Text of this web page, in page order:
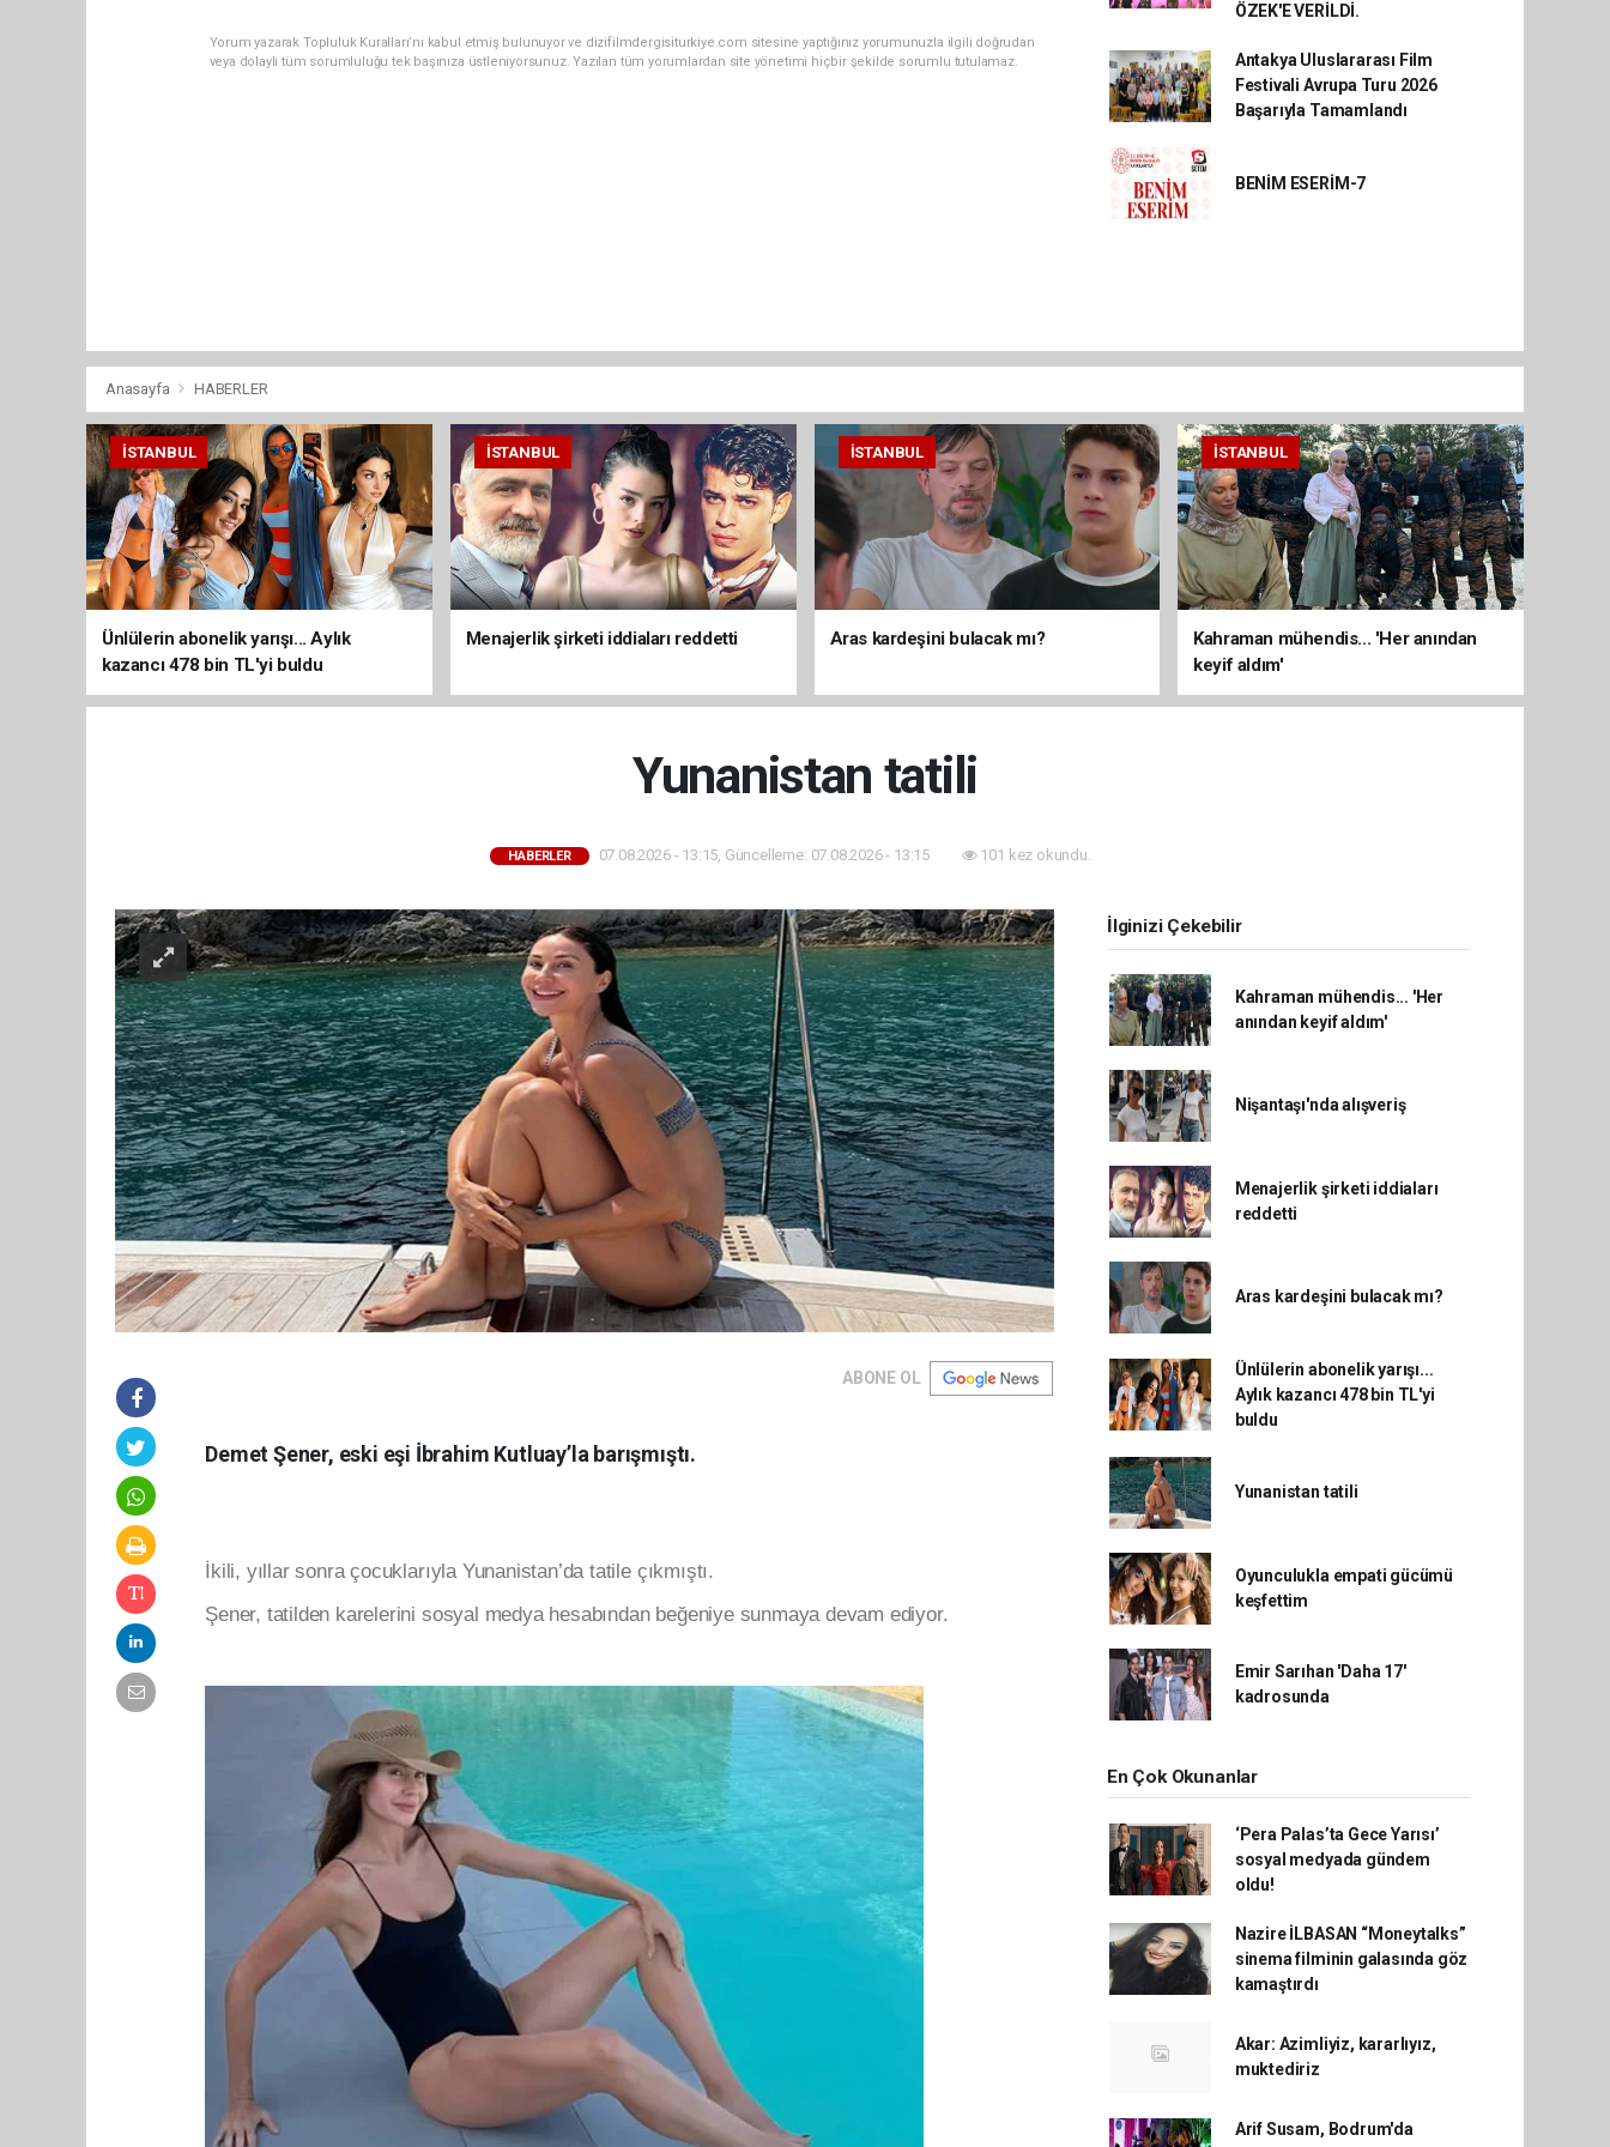
Yorum yazarak Topluluk Kuralları’nı kabul etmiş bulunuyor ve dizifilmdergisiturkiye.com sitesine yaptığınız yorumunuzla ilgili doğrudan
veya dolaylı tüm sorumluluğu tek başınıza üstleniyorsunuz. Yazılan tüm yorumlardan site yönetimi hiçbir şekilde sorumlu tutulamaz.
ÖZEK'E VERİLDİ.
Antakya Uluslararası Film
Festivali Avrupa Turu 2026
Başarıyla Tamamlandı
BENİM ESERİM-7
Anasayfa HABERLER
İSTANBUL
Ünlülerin abonelik yarışı... Aylık
kazancı 478 bin TL'yi buldu
İSTANBUL
Menajerlik şirketi iddiaları reddetti
İSTANBUL
Aras kardeşini bulacak mı?
İSTANBUL
Kahraman mühendis... 'Her anından
keyif aldım'
Yunanistan tatili
HABERLER 07.08.2026 - 13:15, Güncelleme: 07.08.2026 - 13:15 101 kez okundu.
ABONE OL
Demet Şener, eski eşi İbrahim Kutluay’la barışmıştı.
İkili, yıllar sonra çocuklarıyla Yunanistan’da tatile çıkmıştı.
Şener, tatilden karelerini sosyal medya hesabından beğeniye sunmaya devam ediyor.
İlginizi Çekebilir
Kahraman mühendis... 'Her
anından keyif aldım'
Nişantaşı'nda alışveriş
Menajerlik şirketi iddiaları
reddetti
Aras kardeşini bulacak mı?
Ünlülerin abonelik yarışı...
Aylık kazancı 478 bin TL'yi
buldu
Yunanistan tatili
Oyunculukla empati gücümü
keşfettim
Emir Sarıhan 'Daha 17'
kadrosunda
En Çok Okunanlar
‘Pera Palas’ta Gece Yarısı’
sosyal medyada gündem
oldu!
Nazire İLBASAN “Moneytalks”
sinema filminin galasında göz
kamaştırdı
Akar: Azimliyiz, kararlıyız,
muktediriz
Arif Susam, Bodrum'da